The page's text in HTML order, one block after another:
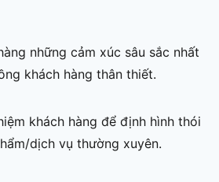
những cảm xúc sâu sắc nhất
khách hàng thân thiết.
khách hàng để định hình thói
dịch vụ thường xuyên.